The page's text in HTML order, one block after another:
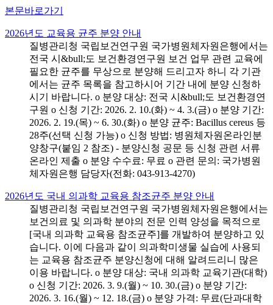
본문바로가기
2026년도 교육용 균주 분양 안내
질병관리청 국립보건연구원 국가병원체자원은행에서는
전국 시&bull;도 보건환경연구원 보건 업무 관련 교육에
필요한 균주를 무상으로 분양해 드리고자 하니 각 기관
에서는 균주 목록을 참고하시어 기간 내에 분양 신청하
시기 바랍니다. o 분양 대상: 전국 시&bull;도 보건환경연
구원 o 신청 기간: 2026. 2. 10.(화) ~ 4. 3.(금) o 분양 기간:
2026. 2. 19.(목) ~ 6. 30.(화) o 분양 균주: Bacillus cereus 등
28주(선택 신청 가능) o 신청 방법: 병원체자원온라인분
양창구(붙임 2 참조) - 분양신청 공문 등 신청 관련 서류
온라인 제출 o 분양 수수료: 무료 o 관련 문의: 국가병원
체자원은행 담당자(전화: 043-913-4270)
2026년도 국내 의과학 교육용 참조균주 분양 안내
질병관리청 국립보건연구원 국가병원체자원은행에서는
보건의료 및 의과학 분야의 전문 인력 양성을 목적으로
[국내 의과학 교육용 참조균주]를 개발하여 분양하고 있
습니다. 이에 다음과 같이 의과학미생물 실습에 사용되
는 교육용 참조균주 분양신청에 대해 알려드리니 많은
이용 바랍니다. o 분양 대상: 국내 의과학 교육기관(대학)
o 신청 기간: 2026. 3. 9.(월) ~ 10. 30.(금) o 분양 기간:
2026. 3. 16.(월) ~ 12. 18.(금) o 분양 가격: 무료(단과대학